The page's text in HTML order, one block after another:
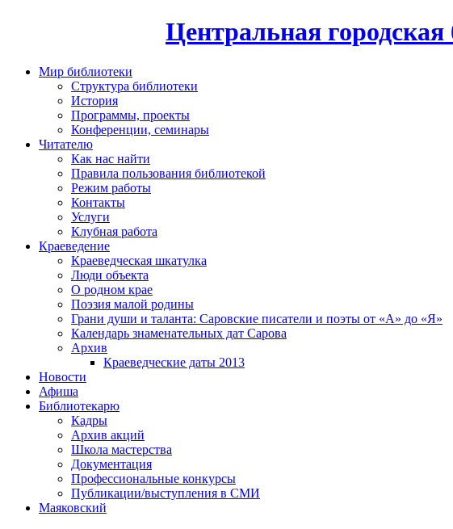
Центральная
Мир библиотеки
Структура библиотеки
История
Программы, проекты
Конференции, семинары
Читателю
Как нас найти
Правила пользования библиотекой
Режим работы
Контакты
Услуги
Клубная работа
Краеведение
Краеведческая шкатулка
Люди объекта
О родном крае
Поэзия малой родины
Грани души и таланта: Саровские писатели и поэты от «А» до «Я»
Календарь знаменательных дат Сарова
Архив
Краеведческие даты 2013
Новости
Афиша
Библиотекарю
Кадры
Архив акций
Школа мастерства
Документация
Профессиональные конкурсы
Публикации/выступления в СМИ
Маяковский